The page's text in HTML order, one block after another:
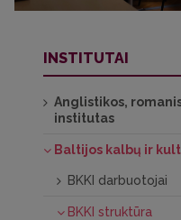
INSTITUTAI
Anglistikos,
institutas
Baltijos kalbų ir
BKKI darbuotojai
BKKI struktūra